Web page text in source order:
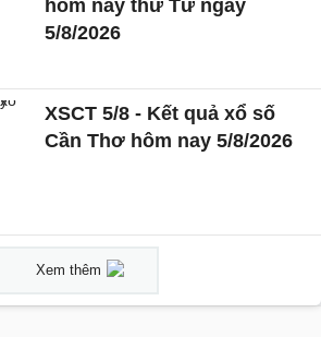
hôm nay thứ Tư ngày
5/8/2026
XSCT 5/8 - Kết quả xổ số
Cần Thơ hôm nay 5/8/2026
Xem thêm